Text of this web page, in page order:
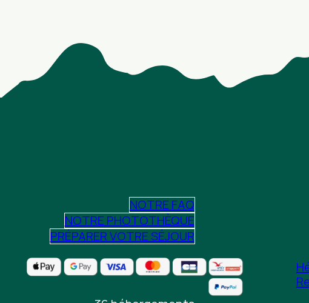
NOTRE FAQ
NOTRE PHOTOTHÈQUE
PRÉPARER VOTRE SÉJOUR